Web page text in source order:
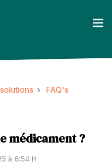
FAQ's
médicament ?
à 6:54 H